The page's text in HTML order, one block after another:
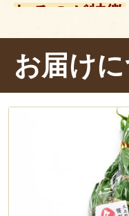
れるのが特徴
伝わる製法を
の原料となる
ぱくっ。ん～
いです。中身
お届け